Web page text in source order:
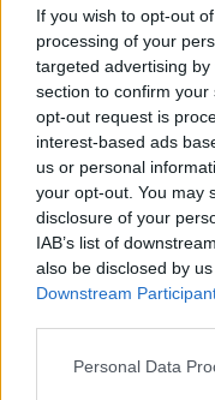
If you wish to opt-out
processing of your
targeted advertising
section to confirm
opt-out request is
interest-based ads
us or personal
your opt-out. You may
disclosure of your
IAB’s list of
also be disclosed by
Downstream
Personal Data
žmonės. Kai
patiekalai – ne
bet turbūt taip
– Kaip jautėtės
projektą?
Suomiją iš
aikštelės?
– Myliu Lietuvą!